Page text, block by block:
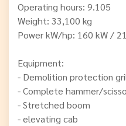
Operating hours: 9.105
Weight: 33,100 kg
Power kW/hp: 160 kW /
Equipment:
- Demolition protection
- Complete hammer/
- Stretched boom
- elevating cab